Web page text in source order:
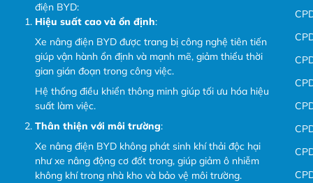
điện BYD:
Hiệu suất cao và ổn định:
Xe nâng điện BYD được trang bị công nghệ tiên tiến
giúp vận hành ổn định và mạnh mẽ, giảm thiểu thời
gian gián đoạn trong công việc.
Hệ thống điều khiển thông minh giúp tối ưu hóa hiệu
suất làm việc.
Thân thiện với môi trường:
Xe nâng điện BYD không phát sinh khí thải độc hại
như xe nâng động cơ đốt trong, giúp giảm ô nhiễm
không khí trong nhà kho và bảo vệ môi trường.